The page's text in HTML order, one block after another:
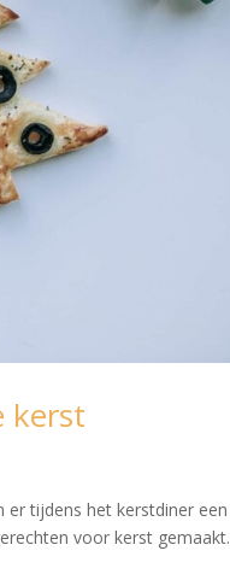
kerst
er tijdens het kerstdiner een
voor kerst gemaakt.